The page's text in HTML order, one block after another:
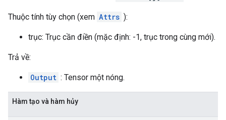
Thuộc tính tùy chọn (xem Attrs ):
trục: Trục cần điền (mặc định: -1, trục trong cùng mới).
Trả về:
Output : Tensor một nóng.
Hàm tạo và hàm hủy